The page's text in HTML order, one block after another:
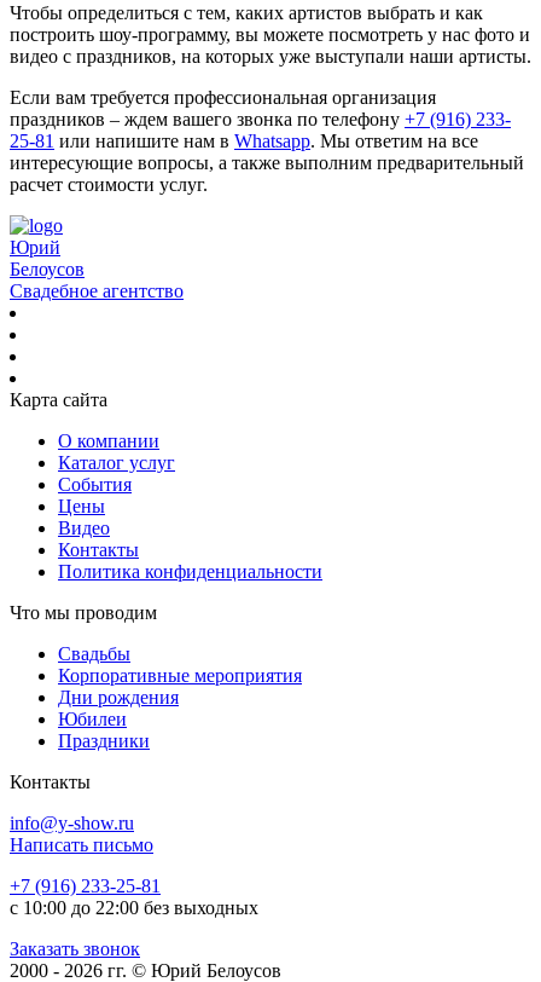
Чтобы определиться с тем, каких артистов выбрать и как
построить шоу-программу, вы можете посмотреть у нас фото и
видео с праздников, на которых уже выступали наши артисты.
Если вам требуется профессиональная организация
праздников – ждем вашего звонка по телефону +7 (916) 233-
25-81 или напишите нам в Whatsapp. Мы ответим на все
интересующие вопросы, а также выполним предварительный
расчет стоимости услуг.
Юрий
Белоусов
Свадебное агентство
Карта сайта
О компании
Каталог услуг
События
Цены
Видео
Контакты
Политика конфиденциальности
Что мы проводим
Свадьбы
Корпоративные мероприятия
Дни рождения
Юбилеи
Праздники
Контакты
info@y-show.ru
Написать письмо
+7 (916) 233-25-81
с 10:00 до 22:00 без выходных
Заказать звонок
2000 - 2026 гг. © Юрий Белоусов